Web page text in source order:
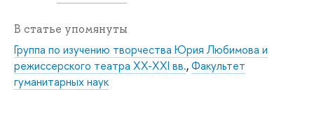
В статье упомянуты
Группа по изучению творчества Юрия Любимова и
режиссерского театра XX-XXI вв.,Факультет
гуманитарных наук